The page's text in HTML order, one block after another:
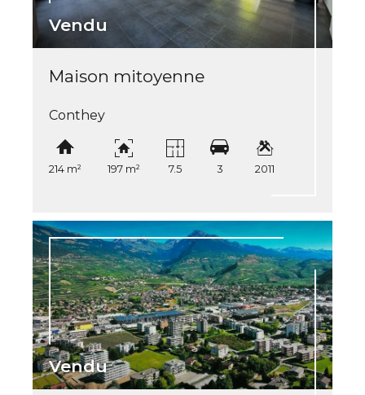
Vendu
Maison mitoyenne
Conthey
214 m² 197 m² 7.5 3 2011
Vendu